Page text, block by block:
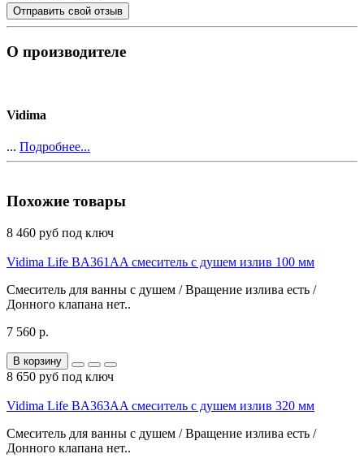
Отправить свой отзыв
О производителе
Vidima
... Подробнее...
Похожие товары
8 460 руб под ключ
Vidima Life BA361AA смеситель с душем излив 100 мм
Смеситель для ванны с душем / Вращение излива есть /
Донного клапана нет..
7 560 р.
В корзину
8 650 руб под ключ
Vidima Life BA363AA смеситель с душем излив 320 мм
Смеситель для ванны с душем / Вращение излива есть /
Донного клапана нет..